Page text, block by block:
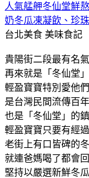
人氣艋舺冬仙堂鮮
奶冬瓜凍凝飲、珍
台北美食 美味食記
貴陽街二段最有名
再來就是「冬仙堂
輕盈寶寶特別愛他
是台灣民間流傳百
也是「冬仙堂」的
輕盈寶寶只要有經
老街上有口皆碑的
就連爸媽喝了都會
堅持以嚴選新鮮冬瓜